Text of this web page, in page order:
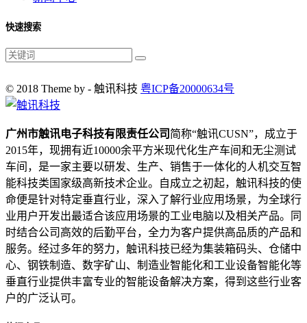
快速搜索
© 2018 Theme by - 触讯科技 粤ICP备20000634号
广州市触讯电子科技有限责任公司 简称“触讯CUSN”，成立于
2015年，现拥有近10000余平方米现代化生产车间和无尘测试
车间，是一家主要以研发、生产、销售于一体化的人机交互智
能科技类国家级高新技术企业。自成立之初起，触讯科技的使
命便是针对特定垂直行业，深入了解行业应用场景，为全球行
业用户开发出最适合该应用场景的工业电脑以及相关产品。同
时结合公司高效的后勤平台，全力为客户提供高品质的产品和
服务。经过多年的努力，触讯科技已经为集装箱码头、仓储中
心、钢铁制造、数字矿山、制造业智能化和工业设备智能化等
垂直行业提供丰富专业的智能设备解决方案，得到这些行业客
户的广泛认可。